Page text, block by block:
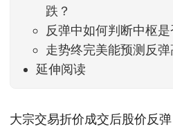
跌？
反弹中如何判断中枢是
走势终完美能预测反弹
延伸阅读
大宗交易折价成交后股价反